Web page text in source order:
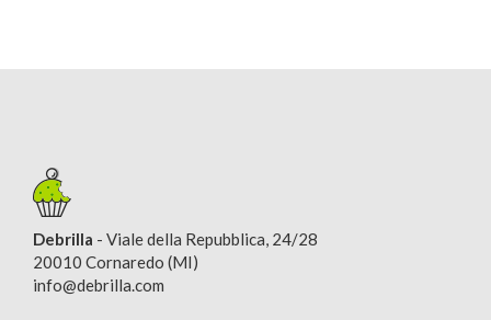
Debrilla - Viale della Repubblica, 24/28
20010 Cornaredo (MI)
info@debrilla.com